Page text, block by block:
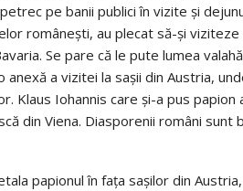
pe banii publici în vizite şi
româneşti, au plecat să-şi
Se pare că le pute lumea
anexă a vizitei la saşii din Austria,
Klaus Iohannis care şi-a pus papion
din Viena. Diasporenii români sunt
papionul în faţa saşilor din